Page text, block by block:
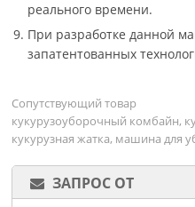
реального времени.
При разработке данной
запатентованных
Сопутствующий товар
кукурузоуборочный комбайн,
кукурузная жатка, машина для
ЗАПРОС ОТ